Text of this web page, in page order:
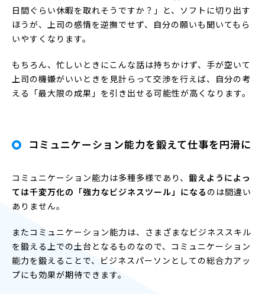
日間ぐらい休暇を取れそうですか？」と、ソフトに切り出す
ほうが、上司の感情を逆撫でせず、自分の願いも聞いてもら
いやすくなります。
もちろん、忙しいときにこんな話は持ちかけず、手が空いて
上司の機嫌がいいときを見計らって交渉を行えば、自分の考
える「最大限の成果」を引き出せる可能性が高くなります。
コミュニケーション能力を鍛えて仕事を円滑に
コミュニケーション能力は多種多様であり、 鍛えようによっ
ては千変万化の「強力なビジネスツール」になる のは間違い
ありません。
またコミュニケーション能力は、さまざまなビジネススキル
を鍛える上での土台となるものなので、コミュニケーション
能力を鍛えることで、ビジネスパーソンとしての総合力アッ
プにも効果が期待できます。